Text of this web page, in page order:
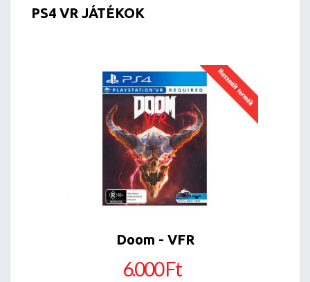
PS4 VR JÁTÉKOK
Doom - VFR
6.000 Ft